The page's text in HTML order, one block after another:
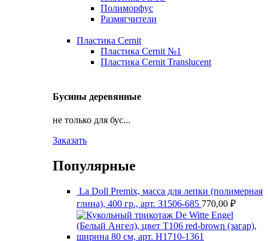
Полиморфус
Размягчители
Пластика Cernit
Пластика Cernit №1
Пластика Cernit Translucent
Бусины деревянные
не только для бус...
Заказать
Популярные
La Doll Premix, масса для лепки (полимерная
глина), 400 гр., арт. З1506-685 770,00 ₽